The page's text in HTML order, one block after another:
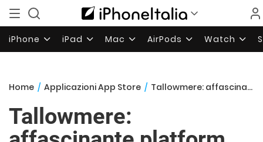
iPhone iPad Mac AirPods Watch
Home / Applicazioni App Store / Tallowmere: affascinante platform game con grafica 2D e livelli di gioco generati a random
Tallowmere: